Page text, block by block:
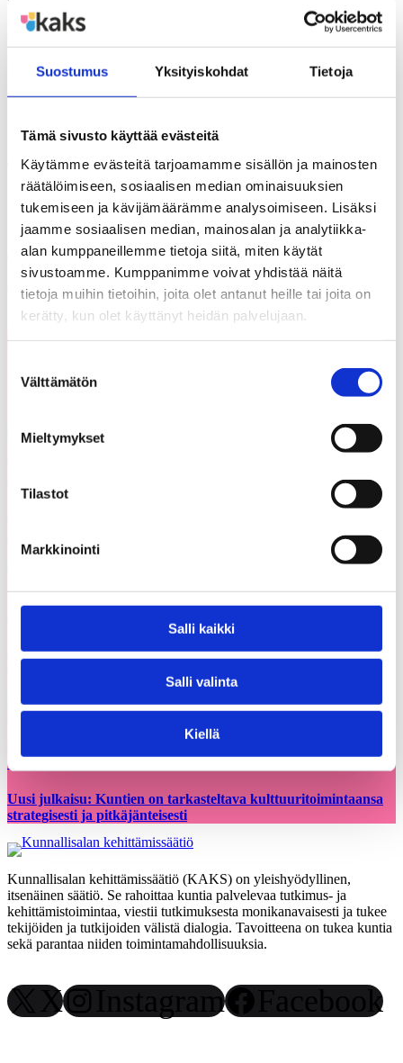
Suostumus Yksityiskohdat Tietoja
Tämä sivusto käyttää evästeitä
Käytämme evästeitä tarjoamamme sisällön ja mainosten
räätälöimiseen, sosiaalisen median ominaisuuksien
tukemiseen ja kävijämäärämme analysoimiseen. Lisäksi
jaamme sosiaalisen median, mainosalan ja analytiikka-
alan kumppaneillemme tietoja siitä, miten käytät
sivustoamme. Kumppanimme voivat yhdistää näitä
tietoja muihin tietoihin, joita olet antanut heille tai joita on
kerätty, kun olet käyttänyt heidän palvelujaan.
valinta
Välttämätön
Mieltymykset
Tilastot
Markkinointi
Salli kaikki
Salli valinta
Kiellä
koskevien valintojen taustoja ja prosesseja kunnissa, kilpailuttamisen
erityispiirteitä Pohjois-Karjalassa ja Lapissa sekä sitä, miten
kilpailuttaminen vaikuttaa kolmannen
sektorin palvelutuotantoon.
Tutkimus on tehty dosentti Pauli Forman johdolla.
Kunnat ja kilpailu 7.pdf
Jaa
Jaa artikkeli
Share on Facebook
Share on LinkedIn
Email this Page
näistä
ajankohtaiset
12.06.2026
Uutiset
KAKS teki apurahapäätökset vuoden 2026 ensimmäisestä
hausta
Uutiset
Uusi julkaisu: Kuntien on tarkasteltava kulttuuritoimintaansa
strategisesti ja pitkäjänteisesti
Kunnallisalan kehittämissäätiö (KAKS) on yleishyödyllinen,
itsenäinen säätiö. Se rahoittaa kuntia palvelevaa tutkimus- ja
kehittämistoimintaa, viestii tutkimuksesta monikanavaisesti ja tukee
tekijöiden ja tutkijoiden välistä dialogia. Tavoitteena on tukea kuntia
sekä parantaa niiden toimintamahdollisuuksia.
X Instagram Facebook